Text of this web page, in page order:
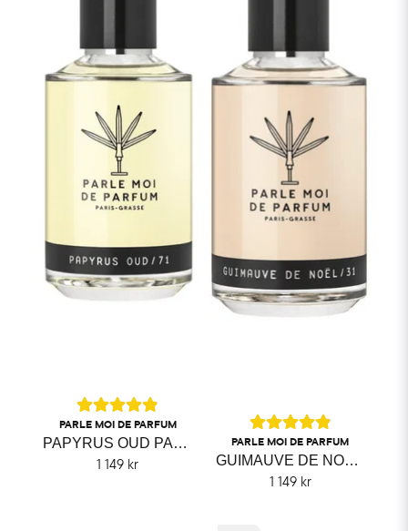
PARLE MOI DE PARFUM
PAPYRUS OUD PARLE MOI DE PARFUM
1 149 kr
PARLE MOI DE PARFUM
GUIMAUVE DE NOËL PARLE MOI DE PARFUM
1 149 kr